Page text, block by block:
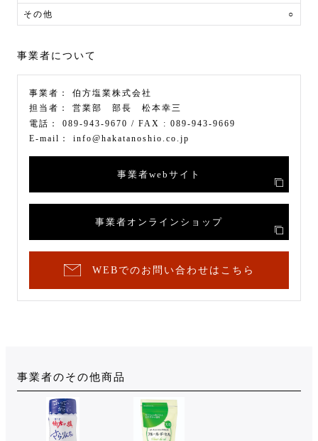
その他 ○
事業者について
事業者： 伯方塩業株式会社
担当者： 営業部 部長 松本幸三
電話： 089-943-9670 / FAX : 089-943-9669
E-mail： info@hakatanoshio.co.jp
事業者webサイト
事業者オンラインショップ
WEBでのお問い合わせはこちら
事業者のその他商品